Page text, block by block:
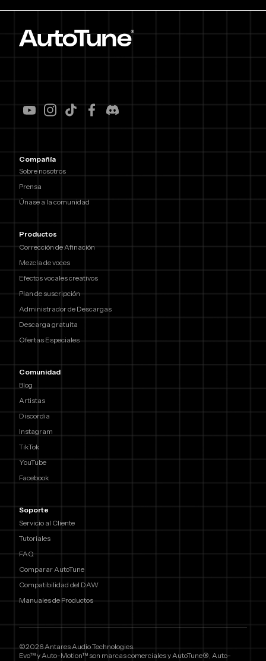
Compañía
Sobre nosotros
Prensa
Únase a la comunidad
Productos
Corrección de Afinación
Mezcla de voces
Efectos vocales creativos
Plan de suscripción
Administrador de Descargas
Descarga gratuita
Ofertas Especiales
Comunidad
Blog
Artistas
Discordia
Instagram
TikTok
YouTube
Facebook
Soporte
Servicio al Cliente
Tutoriales
FAQ
Comparar AutoTune
Compatibilidad del DAW
Manuales de Productos
©2026 Antares Audio Technologies.
Evo™ y Auto-Motion™ son marcas comerciales y AutoTune®, Auto-